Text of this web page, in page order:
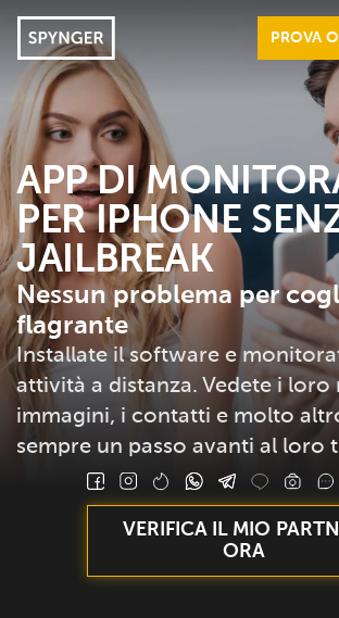
FUNZIONI
SEGNI DI TRADIMENTO
BENEFICI
RECENSIONI
ISTRUZIONI
ACCEDI
DOMANDE FREQUENTI
BLOG
PROVA
APP DI
PER IPHONE
JAILBREAK
Nessun problema per
flagrante
Installate il software e
attività a distanza. Vedete i loro
immagini, i contatti e molto
sempre un passo avanti al loro
VERIFICA IL MIO
ORA